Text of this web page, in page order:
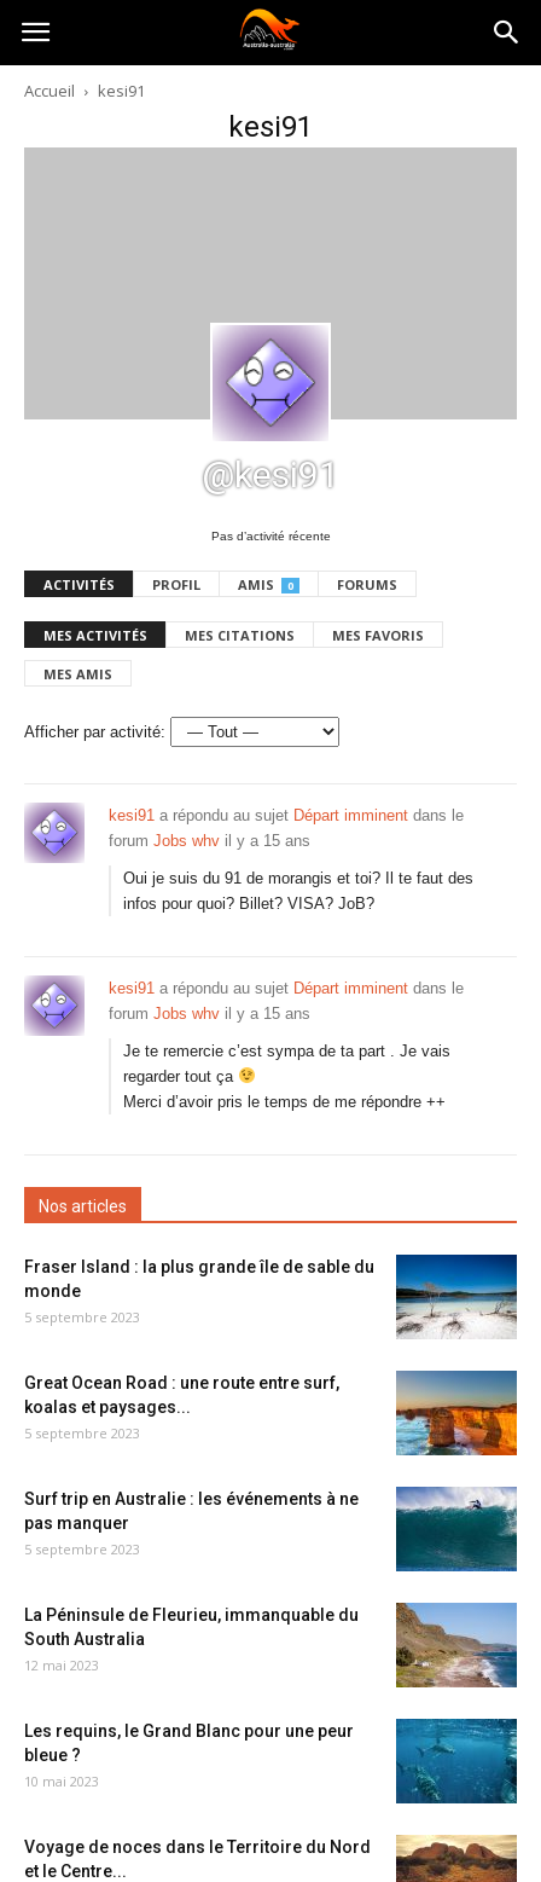
Australia-
australie.com
Accueil kesi91
kesi91
@kesi91
Pas d’activité récente
ACTIVITÉS PROFIL AMIS 0 FORUMS
MES ACTIVITÉS MES CITATIONS MES FAVORIS
MES AMIS
Afficher par activité:
kesi91 a répondu au sujet Départ imminent dans le
forum Jobs whv il y a 15 ans
Oui je suis du 91 de morangis et toi? Il te faut des
infos pour quoi? Billet? VISA? JoB?
kesi91 a répondu au sujet Départ imminent dans le
forum Jobs whv il y a 15 ans
Je te remercie c’est sympa de ta part . Je vais
regarder tout ça
Merci d’avoir pris le temps de me répondre ++
Nos articles
Fraser Island : la plus grande île de sable du
monde
5 septembre 2023
Great Ocean Road : une route entre surf,
koalas et paysages...
5 septembre 2023
Surf trip en Australie : les événements à ne
pas manquer
5 septembre 2023
La Péninsule de Fleurieu, immanquable du
South Australia
12 mai 2023
Les requins, le Grand Blanc pour une peur
bleue ?
10 mai 2023
Voyage de noces dans le Territoire du Nord
et le Centre...